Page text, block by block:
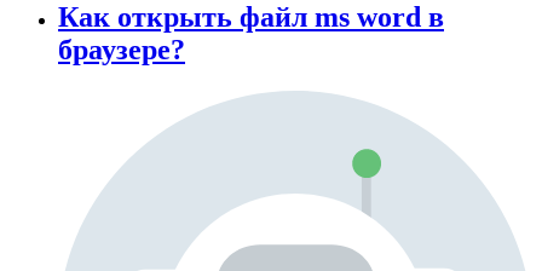
Как открыть файл ms word в
браузере?